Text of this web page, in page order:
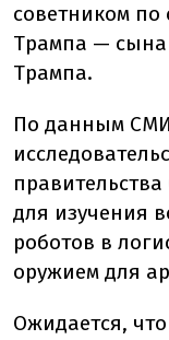
советником по
Трампа —
Трампа.
По данным
для изучения
роботов в
оружием для
Ожидается,